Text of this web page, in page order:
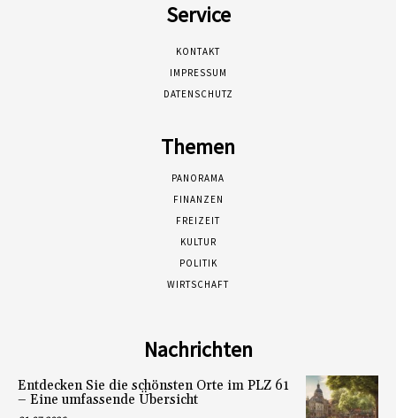
Service
KONTAKT
IMPRESSUM
DATENSCHUTZ
Themen
PANORAMA
FINANZEN
FREIZEIT
KULTUR
POLITIK
WIRTSCHAFT
Nachrichten
Entdecken Sie die schönsten Orte im PLZ 61
– Eine umfassende Übersicht